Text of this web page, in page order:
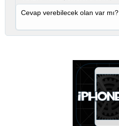
Cevap verebilecek olan var mı?